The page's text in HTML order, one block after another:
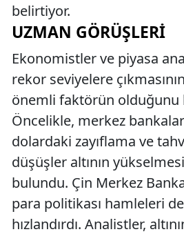
belirtiyor.
UZMAN GÖRÜŞLERI
Ekonomistler ve piyasa
rekor seviyelere
önemli faktörün olduğunu
Öncelikle, merkez
dolardaki zayıflama ve
düşüşler altının
bulundu. Çin Merkez
para politikası hamleleri
hızlandırdı. Analistler,